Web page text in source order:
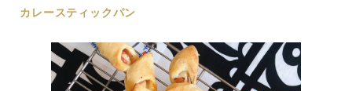
カレースティックパン